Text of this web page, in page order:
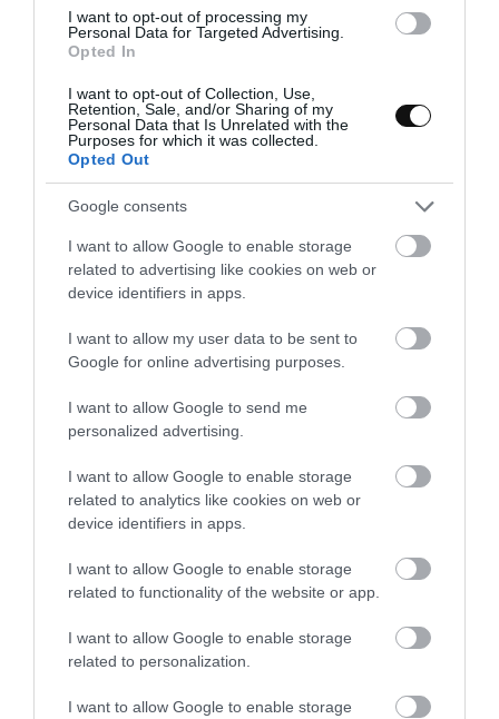
I want to opt-out of processing my
Personal Data for Targeted Advertising.
Opted In
I want to opt-out of Collection, Use,
Retention, Sale, and/or Sharing of my
Personal Data that Is Unrelated with the
Purposes for which it was collected.
Opted Out
Google consents
I want to allow Google to enable storage
related to advertising like cookies on web or
device identifiers in apps.
I want to allow my user data to be sent to
Google for online advertising purposes.
I want to allow Google to send me
personalized advertising.
I want to allow Google to enable storage
related to analytics like cookies on web or
device identifiers in apps.
I want to allow Google to enable storage
related to functionality of the website or app.
I want to allow Google to enable storage
related to personalization.
I want to allow Google to enable storage